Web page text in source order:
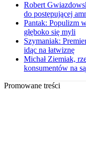
Robert
do postępującej
Pantak: Populizm
głęboko się myli
Szymaniak:
idąc na łatwiznę
Michał Ziemiak,
konsumentów na
Promowane treści